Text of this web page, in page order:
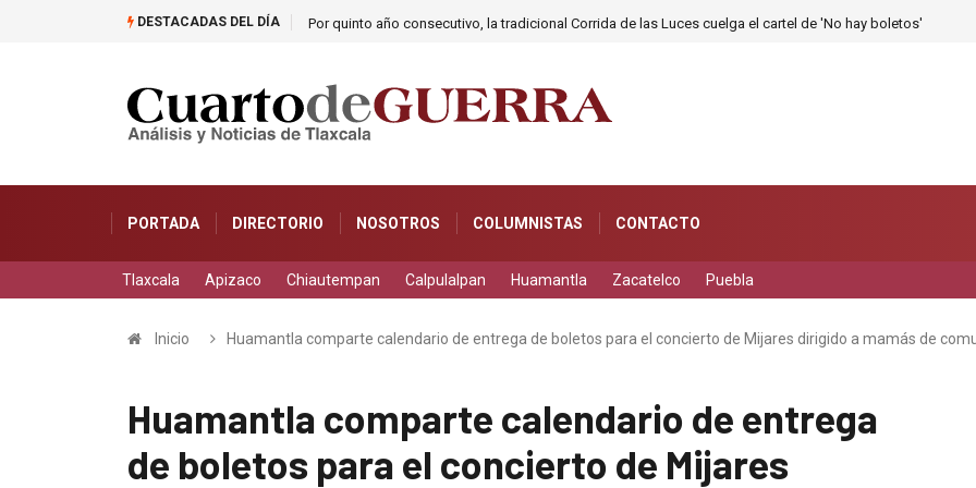
DESTACADAS DEL DÍA Por quinto año consecutivo, la tradicional Corrida de las Luces cuelga el cartel de 'No hay boletos'
PORTADA DIRECTORIO NOSOTROS COLUMNISTAS CONTACTO
Tlaxcala Apizaco Chiautempan Calpulalpan Huamantla Zacatelco Puebla
Inicio Huamantla comparte calendario de entrega de boletos para el concierto de Mijares dirigido a mamás de
Huamantla comparte calendario de entrega
de boletos para el concierto de Mijares